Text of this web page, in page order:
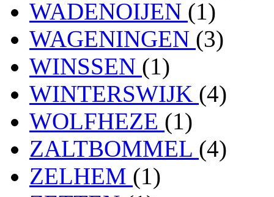
WADENOIJEN (1)
WAGENINGEN (3)
WINSSEN (1)
WINTERSWIJK (4)
WOLFHEZE (1)
ZALTBOMMEL (4)
ZELHEM (1)